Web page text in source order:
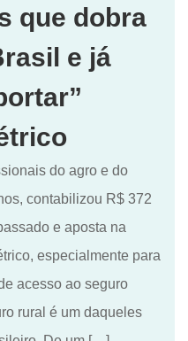
que dobra
e já
do agro e do
contabilizou R$ 372
e aposta na
especialmente para
acesso ao seguro
rural é um daqueles